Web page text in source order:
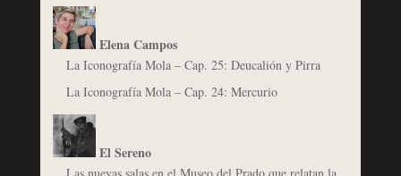
Elena Campos
La Iconografía Mola – Cap. 25: Deucalión y Pirra
La Iconografía Mola – Cap. 24: Mercurio
El Sereno